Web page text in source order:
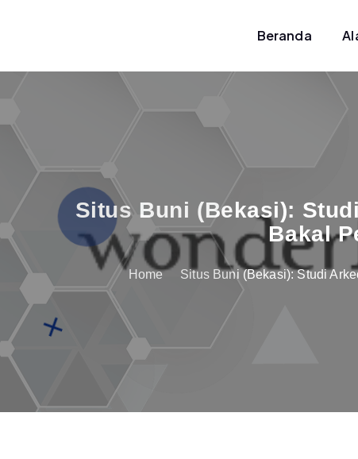
p
Dinas Pariwisata Dan Ekonomi
Beranda
Situs Buni (Bekasi):
Bakal
Home Situs Buni (Bekasi): Studi